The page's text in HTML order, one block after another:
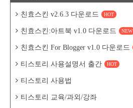
친효스킨 v2.6.3 다운로드 HOT
친효스킨:아트북 v1.0 다운로드 NEW
친효스킨 For Blogger v1.0 다운로드
티스토리 사용설명서 출간 HOT
티스토리 사용법
티스토리 교육/과외/강좌